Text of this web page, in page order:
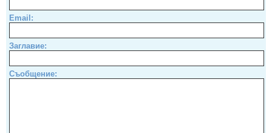
Email:
Заглавие:
Съобщение: